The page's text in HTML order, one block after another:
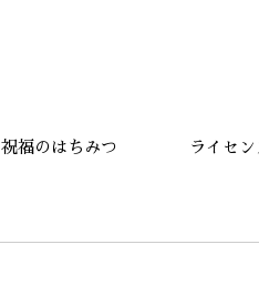
祝福のはちみつ ライセ